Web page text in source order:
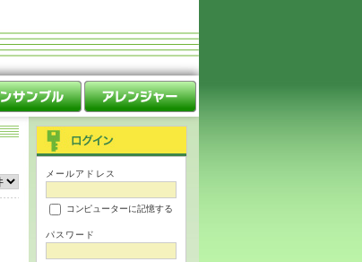
メールアドレス
コンピューターに記憶する
パスワード